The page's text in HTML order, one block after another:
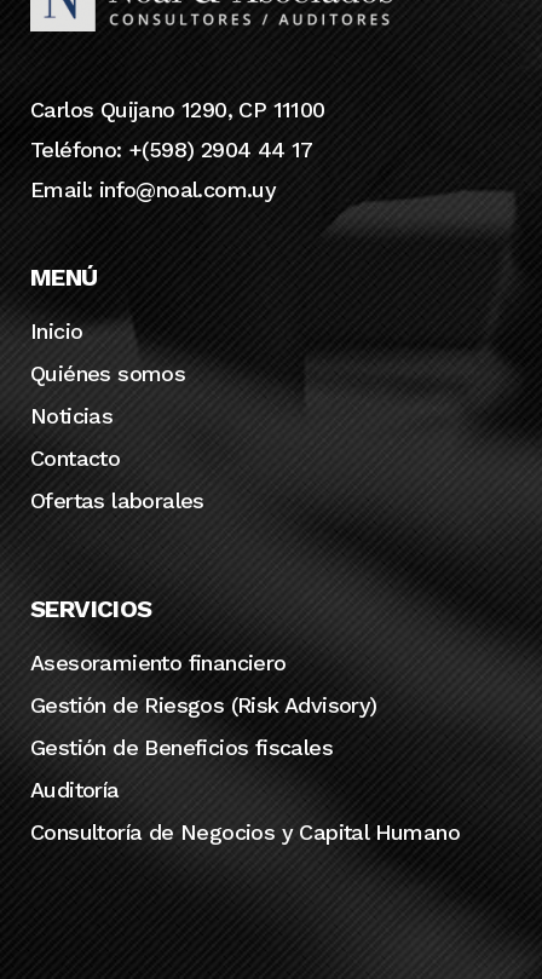
Carlos Quijano 1290, CP 11100
Teléfono: +(598) 2904 44 17
Email: info@noal.com.uy
MENÚ
Inicio
Quiénes somos
Noticias
Contacto
Ofertas laborales
SERVICIOS
Asesoramiento financiero
Gestión de Riesgos (Risk Advisory)
Gestión de Beneficios fiscales
Auditoría
Consultoría de Negocios y Capital Humano